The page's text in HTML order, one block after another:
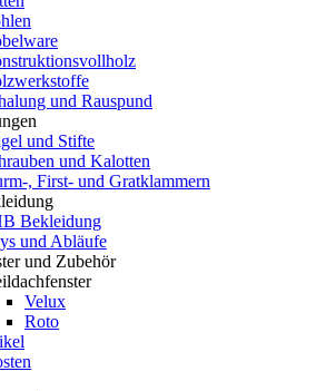
und Rauspund
und Stifte
und Kalotten
, First- und Gratklammern
Bekleidung
und Abläufe
und Zubehör
Velux
Roto